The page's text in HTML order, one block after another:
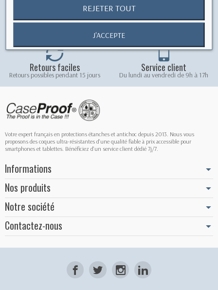
Livraison
En France à partir de 5,90 €
Paiement sécurisé
Paiement en ligne 100% sécurisé
Retours faciles
Retours possibles pendant 15 jours
Service client
Du lundi au vendredi de 9h à 17h
Votre expert français en protections étanches et antichoc depuis 2013. Nous vous
proposons des coques ultra-résistantes d'une qualité fiable à prix accessible pour
smartphones et tablettes. Bénéficiez d'un service client dédié 7j/7.
Informations
Nos produits
Notre société
Contactez-nous
REJETER TOUT
J'ACCEPTE